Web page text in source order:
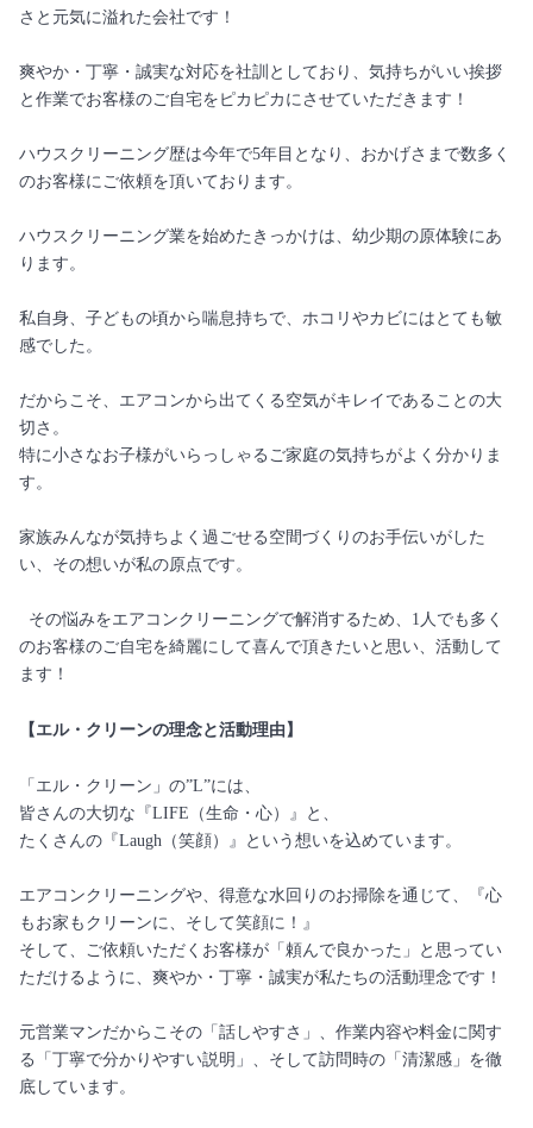
さと元気に溢れた会社です！
爽やか・丁寧・誠実な対応を社訓としており、気持ちがいい挨拶
と作業でお客様のご自宅をピカピカにさせていただきます！
ハウスクリーニング歴は今年で5年目となり、おかげさまで数多く
のお客様にご依頼を頂いております。
ハウスクリーニング業を始めたきっかけは、幼少期の原体験にあ
ります。
私自身、子どもの頃から喘息持ちで、ホコリやカビにはとても敏
感でした。
だからこそ、エアコンから出てくる空気がキレイであることの大
切さ。
特に小さなお子様がいらっしゃるご家庭の気持ちがよく分かりま
す。
家族みんなが気持ちよく過ごせる空間づくりのお手伝いがした
い、その想いが私の原点です。
その悩みをエアコンクリーニングで解消するため、1人でも多く
のお客様のご自宅を綺麗にして喜んで頂きたいと思い、活動して
ます！
【エル・クリーンの理念と活動理由】
「エル・クリーン」の”L”には、
皆さんの大切な『LIFE（生命・心）』と、
たくさんの『Laugh（笑顔）』という想いを込めています。
エアコンクリーニングや、得意な水回りのお掃除を通じて、『心
もお家もクリーンに、そして笑顔に！』
そして、ご依頼いただくお客様が「頼んで良かった」と思ってい
ただけるように、爽やか・丁寧・誠実が私たちの活動理念です！
元営業マンだからこその「話しやすさ」、作業内容や料金に関す
る「丁寧で分かりやすい説明」、そして訪問時の「清潔感」を徹
底しています。